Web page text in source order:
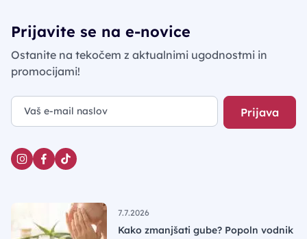
Prijavite se na e-novice
Ostanite na tekočem z aktualnimi ugodnostmi in
promocijami!
Prijava
7.7.2026
Kako zmanjšati gube? Popoln vodnik